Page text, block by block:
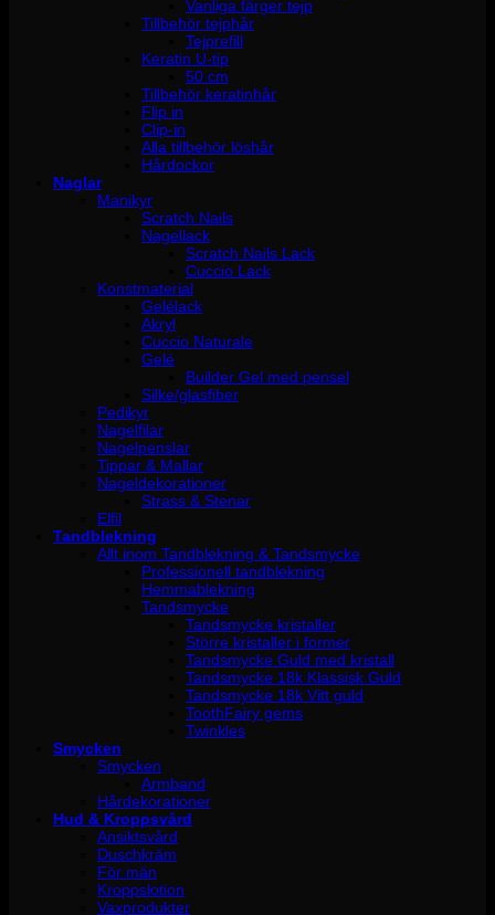
Vanliga färger tejp
Tillbehör tejphår
Tejprefill
Keratin U-tip
50 cm
Tillbehör keratinhår
Flip in
Clip-in
Alla tillbehör löshår
Hårdockor
Naglar
Manikyr
Scratch Nails
Nagellack
Scratch Nails Lack
Cuccio Lack
Konstmaterial
Gelélack
Akryl
Cuccio Naturale
Gelé
Builder Gel med pensel
Silke/glasfiber
Pedikyr
Nagelfilar
Nagelpenslar
Tippar & Mallar
Nageldekorationer
Strass & Stenar
Elfil
Tandblekning
Allt inom Tandblekning & Tandsmycke
Professionell tandblekning
Hemmablekning
Tandsmycke
Tandsmycke kristaller
Större kristaller i former
Tandsmycke Guld med kristall
Tandsmycke 18k Klassisk Guld
Tandsmycke 18k Vitt guld
ToothFairy gems
Twinkles
Smycken
Smycken
Armband
Hårdekorationer
Hud & Kroppsvård
Ansiktsvård
Duschkräm
För män
Kroppslotion
Vaxprodukter